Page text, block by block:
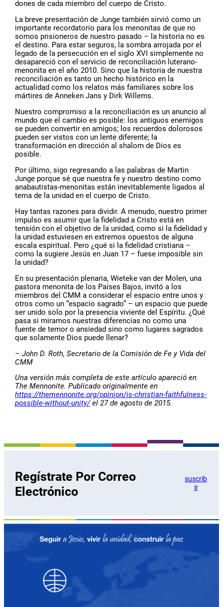
dones de cada miembro del cuerpo de Cristo.
La breve presentación de Junge también sirvió como un
importante recordatorio para los menonitas de que no
somos prisioneros de nuestro pasado – la historia no es
el destino. Para estar seguros, la sombra arrojada por el
legado de la persecución en el siglo XVI simplemente no
desapareció con el servicio de reconciliación luterano-
menonita en el año 2010. Sino que la historia de nuestra
reconciliación es tanto un hecho histórico en la
actualidad como los relatos más familiares sobre los
mártires de Anneken Jans y Dirk Willems.
Nuestro compromiso a la reconciliación es un anuncio al
mundo que el cambio es posible: los antiguos enemigos
se pueden convertir en amigos; los recuerdos dolorosos
pueden ser vistos con un lente diferente; la
transformación en dirección al shalom de Dios es
posible.
Por último, sigo regresando a las palabras de Martin
Junge porque sé que nuestra fe y nuestro destino como
anabautistas-menonitas están inevitablemente ligados al
tema de la unidad en el cuerpo de Cristo.
Hay tantas razones para dividir. A menudo, nuestro primer
impulso es asumir que la fidelidad a Cristo está en
tensión con el objetivo de la unidad, como si la fidelidad y
la unidad estuviesen en extremos opuestos de alguna
escala espiritual. Pero ¿qué si la fidelidad cristiana –
como la sugiere Jesús en Juan 17 – fuese imposible sin
la unidad?
En su presentación plenaria, Wieteke van der Molen, una
pastora menonita de los Países Bajos, invitó a los
miembros del CMM a considerar el espacio entre unos y
otros como un “espacio sagrado” – un espacio que puede
ser unido solo por la presencia viviente del Espíritu. ¿Qué
pasa si miramos nuestras diferencias no como una
fuente de temor o ansiedad sino como lugares sagrados
que solamente Dios puede llenar?
– John D. Roth, Secretario de la Comisión de Fe y Vida del
CMM
Una versión más completa de este artículo apareció en
The Mennonite. Publicado originalmente en
https://themennonite.org/opinion/is-christian-faithfulness-
possible-without-unity/el 27 de agosto de 2015.
Regístrate Por Correo
Electrónico
suscrib
ir